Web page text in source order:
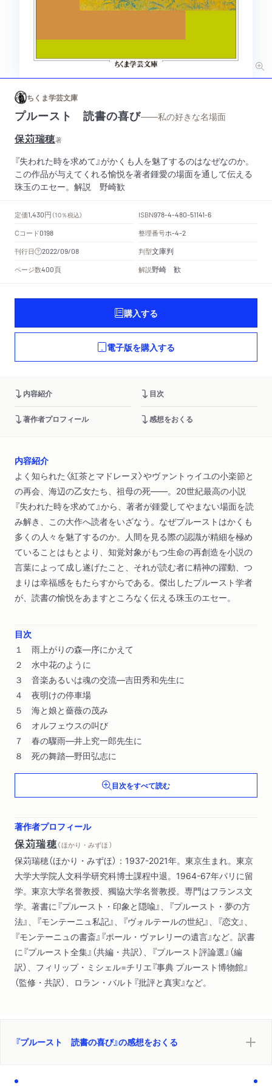
ちくま学芸文庫
プルースト 読書の喜び——私の好きな名場面
保苅瑞穂著
『失われた時を求めて』がかくも人を魅了するのはなぜなのか。
この作品が与えてくれる愉悦を著者鍾愛の場面を通して伝える
珠玉のエセー。解説 野崎歓
定価1,430円 （10％税込） ISBN978-4-480-51141-6
Cコード0198 整理番号ホ-4-2
刊行日 2022/09/08 判型文庫判
ページ数400頁 解説野崎 歓
購入する
電子版を購入する
内容紹介 目次
著作者プロフィール 感想をおくる
内容紹介
よく知られた〈紅茶とマドレーヌ〉やヴァントゥイユの小楽節と
の再会、海辺の乙女たち、祖母の死――。20世紀最高の小説
『失われた時を求めて』から、著者が鍾愛してやまない場面を読
み解き、この大作へ読者をいざなう。なぜプルーストはかくも
多くの人々を魅了するのか。人間を見る際の認識が精細を極め
ていることはもとより、知覚対象がもつ生命の再創造を小説の
言葉によって成し遂げたこと、それが読む者に精神の躍動、つ
まりは幸福感をもたらすからである。傑出したプルースト学者
が、読書の愉悦をあますところなく伝える珠玉のエセー。
目次
１ 雨上がりの森―序にかえて
２ 水中花のように
３ 音楽あるいは魂の交流―吉田秀和先生に
４ 夜明けの停車場
５ 海と娘と薔薇の茂み
６ オルフェウスの叫び
７ 春の驟雨―井上究一郎先生に
８ 死の舞踏―野田弘志に
目次をすべて読む
著作者プロフィール
保苅瑞穂（ ほかり・みずほ ）
保苅瑞穂（ほかり・みずほ）：1937-2021年。東京生まれ。東京
大学大学院人文科学研究科博士課程中退。1964-67年パリに留
学。東京大学名誉教授、獨協大学名誉教授。専門はフランス文
学。著書に『プルースト・印象と隠喩』、『プルースト・夢の方
法』、『モンテーニュ私記』、『ヴォルテールの世紀』、『恋文』、
『モンテーニュの書斎』『ポール・ヴァレリーの遺言』など。訳書
に『プルースト全集』（共編・共訳）、『プルースト評論選』（編
訳）、フィリップ・ミシェル=チリエ『事典 プルースト博物館』
（監修・共訳）、ロラン・バルト『批評と真実』など。
『プルースト 読書の喜び』の感想をおくる